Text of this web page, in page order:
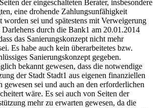
der eingeschalteten Berater, insbesondere
eine drohende Zahlungsunfähigkeit
worden sei und spätestens mit Verweigerung
durch die Bank1 am 20.01.2014
das Sanierungskonzept nicht mehr
Es habe auch kein überarbeitetes bzw.
Sanierungskonzept gegeben.
bekannt gewesen, dass die notwendige
der Stadt Stadt1 aus eigenen finanziellen
sei und auch an den erforderlichen
wäre. Es sei auch von Seiten der
mehr zu erwarten gewesen, da die